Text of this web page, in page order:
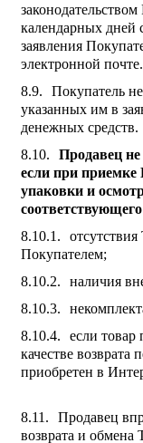
календарных дней
заявления
электронной почте.
Покупатель
указанных им в
денежных средств.
Продавец
если при приемке
упаковки и
Покупателем;
наличия
если
качестве возврата
приобретен в
Продавец
возврата и